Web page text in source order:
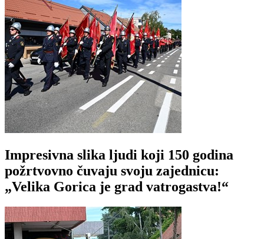
Impresivna slika ljudi koji 150 godina
požrtvovno čuvaju svoju zajednicu:
„Velika Gorica je grad vatrogastva!“